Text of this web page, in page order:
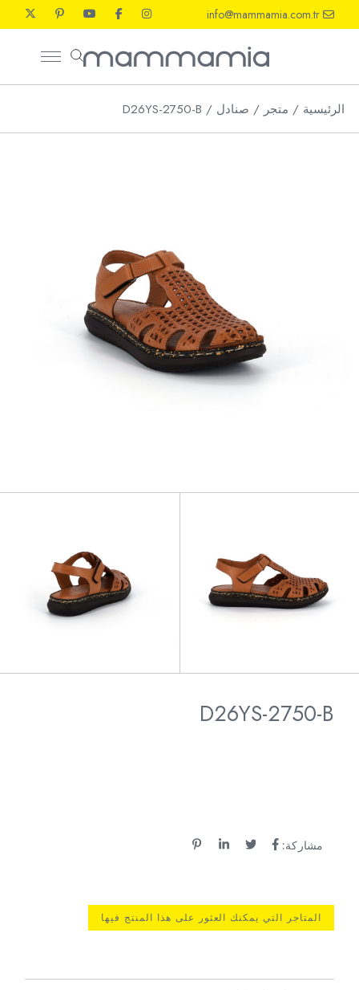
the
info@mammamia.com.tr
الرئيسية متجر صنادل D26YS-2750-B
D26YS-2750-B
مشاركة:
المتاجر التي يمكنك العثور على هذا المنتج فيها